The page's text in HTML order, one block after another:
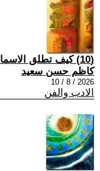
(10) كيف تطلق الاسماء والالقاب والكنى ج٢
كاظم حسن سعيد
2026 / 8 / 10
الادب والفن